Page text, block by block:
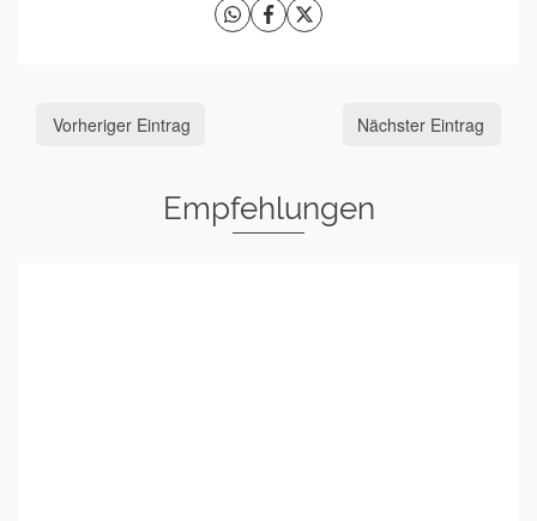
Vorheriger Eintrag Nächster Eintrag
Empfehlungen